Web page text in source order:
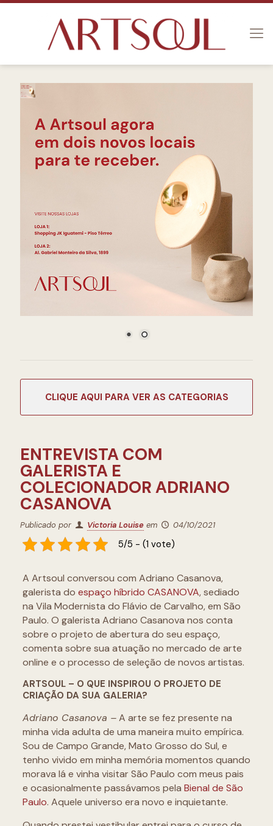
ENTREVISTA COM
GALERISTA E
COLECIONADOR ADRIANO
CASANOVA
Publicado por Victoria Louise em 04/10/2021
5/5 - (1 vote)
A Artsoul conversou com Adriano Casanova,
galerista do espaço híbrido CASANOVA, sediado
na Vila Modernista do Flávio de Carvalho, em São
Paulo. O galerista Adriano Casanova nos conta
sobre o projeto de abertura do seu espaço,
comenta sobre sua atuação no mercado de arte
online e o processo de seleção de novos artistas.
ARTSOUL – O QUE INSPIROU O PROJETO DE
CRIAÇÃO DA SUA GALERIA?
Adriano Casanova –A arte se fez presente na
minha vida adulta de uma maneira muito empírica.
Sou de Campo Grande, Mato Grosso do Sul, e
tenho vivido em minha memória momentos quando
morava lá e vinha visitar São Paulo com meus pais
e ocasionalmente passávamos pela Bienal de São
Paulo. Aquele universo era novo e inquietante.
CATEGORIAS